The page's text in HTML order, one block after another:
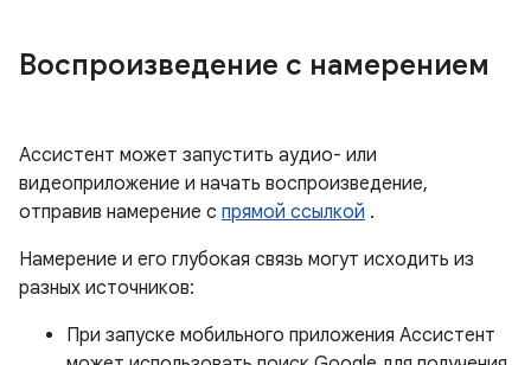
Воспроизведение с намерением
Ассистент может запустить аудио- или
видеоприложение и начать воспроизведение,
отправив намерение с прямой ссылкой .
Намерение и его глубокая связь могут исходить из
разных источников:
При запуске мобильного приложения Ассистент